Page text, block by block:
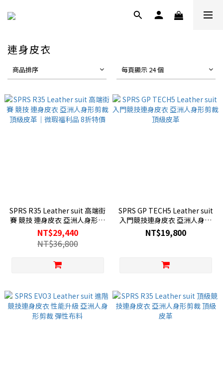
連身皮衣
商品排序 每頁顯示 24 個
SPRS R35 Leather suit 高端街
賽 競技 連身皮衣 亞洲人身形剪
裁 頂級皮革｜微瑕福利品 8折
特價
NT$29,440
NT$36,800
SPRS GP TECH5 Leather suit
入門競技連身皮衣 亞洲人身形
剪裁 頂級皮革
NT$19,800